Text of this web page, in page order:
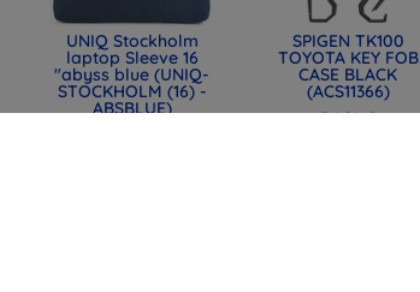
UNIQ Stockholm
laptop Sleeve 16
"abyss blue (UNIQ-
STOCKHOLM (16) -
ABSBLUE)
SPIGEN TK100
TOYOTA KEY FOB
CASE BLACK
(ACS11366)
34,91 €